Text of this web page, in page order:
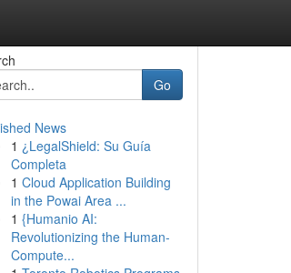
Go
News
1 ¿LegalShield: Su Guía
Completa
1 Cloud Application Building
in the Powai Area ...
1 {Humanio AI:
Revolutionizing the Human-
Compute...